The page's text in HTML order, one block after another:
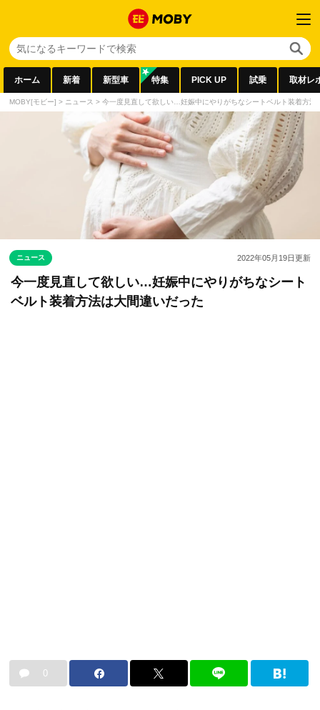
ホーム 新着 新型車 特集 PICK UP 試乗 取材レ
MOBY[モビー] > ニュース > 今一度見直して欲しい…妊娠中にやりがちなシートベルト装着方法
ニュース 2022年05月19日更新
今一度見直して欲しい…妊娠中にやりがちなシート
ベルト装着方法は大間違いだった
0